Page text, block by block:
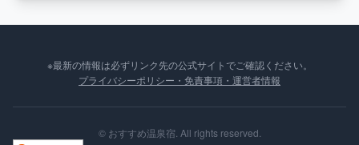
※最新の情報は必ずリンク先の公式サイトでご確認ください。
プライバシーポリシー・免責事項・運営者情報
© おすすめ温泉宿 . All rights reserved.